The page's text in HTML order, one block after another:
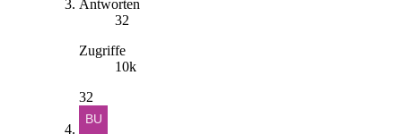
Antworten
32
Zugriffe
10k
32